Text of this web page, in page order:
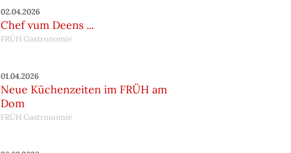
02.04.2026
Chef vum Deens ...
FRÜH Gastronomie
01.04.2026
Neue Küchenzeiten im FRÜH am
Dom
FRÜH Gastronomie